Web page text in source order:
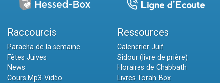
Raccourcis
Paracha de la semaine
Fêtes Juives
News
Cours Mp3-Vidéo
Ressources
Calendrier Juif
Sidour (livre de prière)
Horaires de Chabbath
Livres Torah-Box